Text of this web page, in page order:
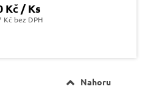
Kč / Ks
Kč bez DPH
Nahoru